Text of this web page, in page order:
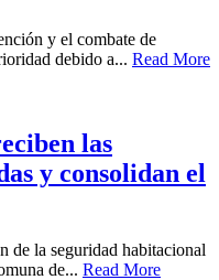
y el combate de
debido a... Read More
las
y consolidan el
de la seguridad habitacional
de... Read More